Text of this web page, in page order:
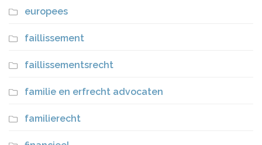
europees
faillissement
faillissementsrecht
familie en erfrecht advocaten
familierecht